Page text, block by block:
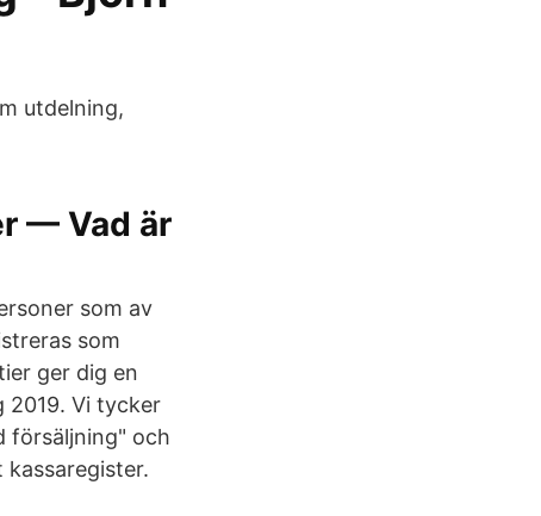
utdelning,
— Vad är
som av
som
ger dig en
2019. Vi tycker
försäljning" och